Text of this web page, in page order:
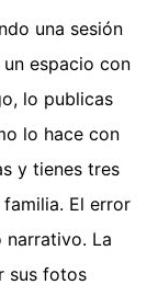
una sesión
espacio con
lo publicas
lo hace con
y tienes tres
El error
La
sus fotos